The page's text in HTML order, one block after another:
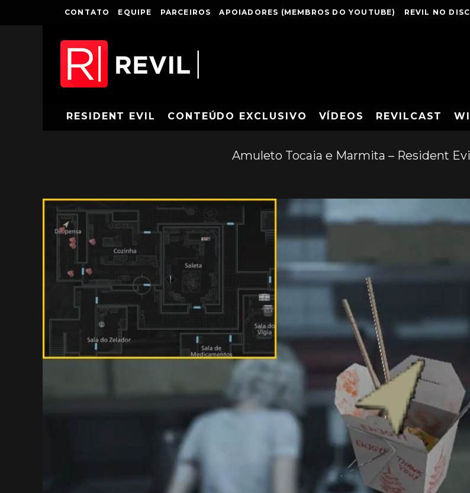
CONTATO EQUIPE PARCEIROS APOIADORES (MEMBROS DO YOUTUBE) REVIL NO
RESIDENT EVIL CONTEÚDO EXCLUSIVO VÍDEOS REVILCAST
Amuleto Tocaia e Marmita – Resident